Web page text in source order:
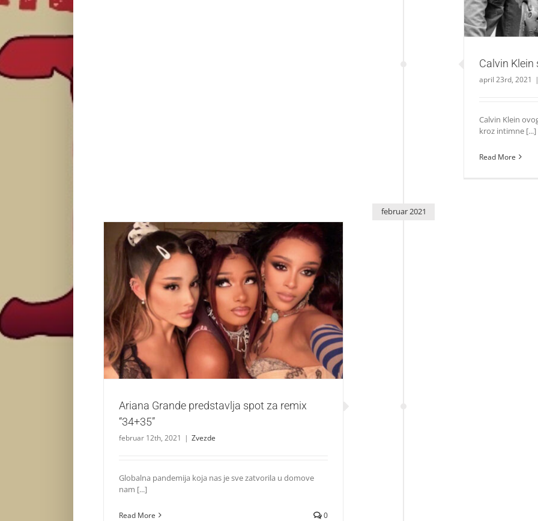
Calvin Klein
april 23rd, 2021
Calvin Klein
kroz intimne [...]
Read More
februar 2021
Ariana Grande predstavlja spot za remix “34+35”
Zvezde
Ariana Grande predstavlja spot za remix
“34+35”
februar 12th, 2021 | Zvezde
Globalna pandemija koja nas je sve zatvorila u domove
nam [...]
Read More 0